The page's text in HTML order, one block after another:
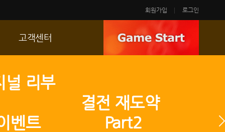
회원가입 로그인
널 리부
전 재도약
이벤트 Part2
고객센터
문의/신고
운영정책